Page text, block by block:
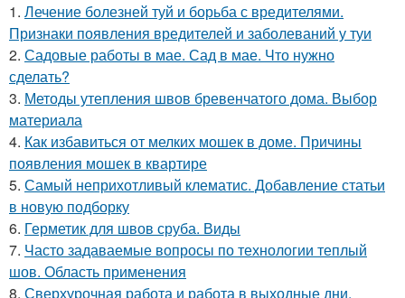
1. Лечение болезней туй и борьба с вредителями.
Признаки появления вредителей и заболеваний у туи
2. Садовые работы в мае. Сад в мае. Что нужно
сделать?
3. Методы утепления швов бревенчатого дома. Выбор
материала
4. Как избавиться от мелких мошек в доме. Причины
появления мошек в квартире
5. Самый неприхотливый клематис. Добавление статьи
в новую подборку
6. Герметик для швов сруба. Виды
7. Часто задаваемые вопросы по технологии теплый
шов. Область применения
8. Сверхурочная работа и работа в выходные дни.